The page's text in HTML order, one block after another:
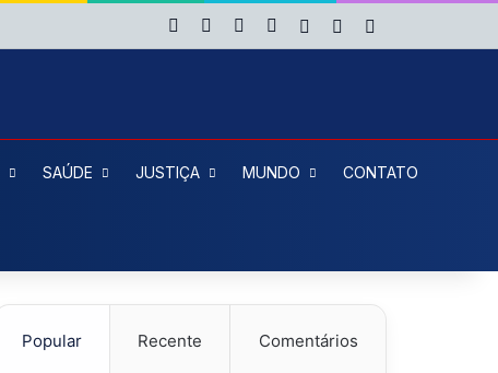
Facebook YouTubeInstagram
Entrar Artigo aleatório
SAÚDE JUSTIÇA MUNDO CONTATO
Popular Recente Comentários